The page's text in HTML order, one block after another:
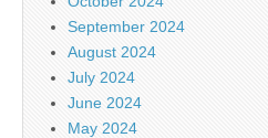
September 2024
August 2024
July 2024
June 2024
May 2024